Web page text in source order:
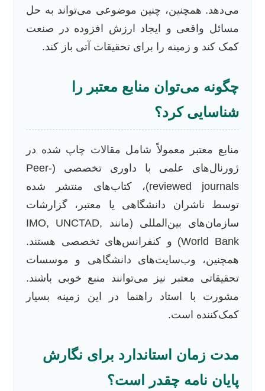
می‌دهد. همچنین، چنین موضوعی می‌تواند به حل
مسائل واقعی و ایجاد ارزش افزوده در صنعت
کمک کند و زمینه را برای تحقیقات آتی باز کند.
چگونه می‌توان منابع معتبر را
شناسایی کرد؟
منابع معتبر معمولاً شامل مقالات چاپ شده در
ژورنال‌های علمی با داوری تخصصی (Peer-
reviewed journals)، کتاب‌های منتشر شده
توسط ناشران دانشگاهی یا معتبر، گزارشات
سازمان‌های بین‌المللی (مانند IMO, UNCTAD,
World Bank) و کنفرانس‌های تخصصی هستند.
همچنین، وب‌سایت‌های دانشگاهی و موسسات
تحقیقاتی معتبر نیز می‌توانند منبع خوبی باشند.
مشورت با استاد راهنما در این زمینه بسیار
کمک‌کننده است.
مدت زمان استاندارد برای نگارش
پایان نامه چقدر است؟